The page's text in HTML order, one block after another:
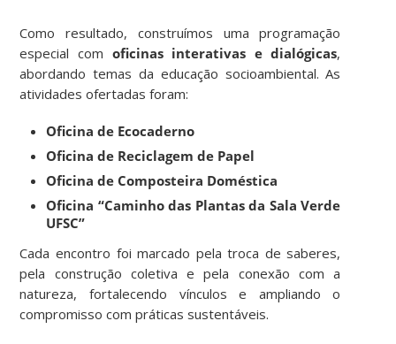
Como resultado, construímos uma programação
especial com oficinas interativas e dialógicas,
abordando temas da educação socioambiental. As
atividades ofertadas foram:
Oficina de Ecocaderno
Oficina de Reciclagem de Papel
Oficina de Composteira Doméstica
Oficina “Caminho das Plantas da Sala Verde
UFSC”
Cada encontro foi marcado pela troca de saberes,
pela construção coletiva e pela conexão com a
natureza, fortalecendo vínculos e ampliando o
compromisso com práticas sustentáveis.